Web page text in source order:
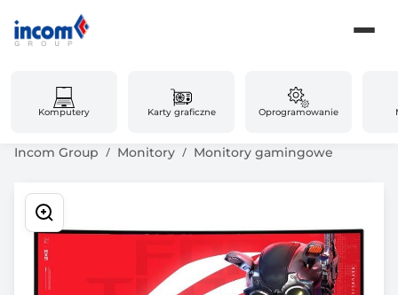
Komputery Karty graficzne Oprogramowanie
Incom Group Monitory Monitory gamingowe